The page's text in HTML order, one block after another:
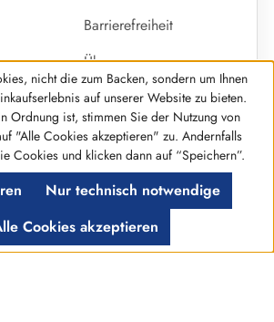
Barrierefreiheit
Über uns
GmbH Alle Rechte Vorbehalten
anzeigen
nicht die zum Backen, sondern um Ihnen
auf unserer Website zu bieten.
Ordnung ist, stimmen Sie der Nutzung von
"Alle Cookies akzeptieren" zu. Andernfalls
Cookies und klicken dann auf “Speichern”.
Nur technisch notwendige
Cookies akzeptieren